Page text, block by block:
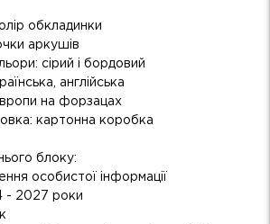
обкладинки
аркушів
сірий і бордовий
англійська
на форзацах
картонна коробка
блоку:
особистої інформації
- 2027 роки